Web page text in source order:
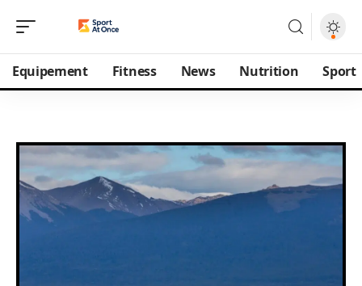
Equipement Fitness News Nutrition Sport